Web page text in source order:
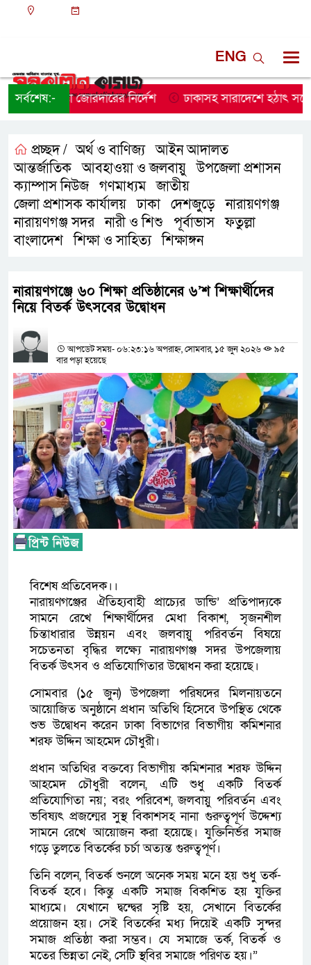
ENG
সর্বশেষ:-জোরদারের নির্দেশ ঢাকাসহ সারাদেশে হঠাৎ সর্বোচ্চ
প্রচ্ছদ / অর্থ ও বাণিজ্য ,আইন আদালত
আন্তর্জাতিক ,আবহাওয়া ও জলবায়ু ,উপজেলা প্রশাসন
ক্যাম্পাস নিউজ গণমাধ্যম ,জাতীয়
জেলা প্রশাসক কার্যালয় ,ঢাকা দেশজুড়ে ,নারায়ণগঞ্জ
নারায়ণগঞ্জ সদর ,নারী ও শিশু পূর্বাভাস ,ফতুল্লা
বাংলাদেশ ,শিক্ষা ও সাহিত্য ,শিক্ষাঙ্গন
নারায়ণগঞ্জে ৬০ শিক্ষা প্রতিষ্ঠানের ৬’শ শিক্ষার্থীদের
নিয়ে বিতর্ক উৎসবের উদ্বোধন
আপডেট সময়- ০৬:২৩:১৬ অপরাহ্ন, সোমবার, ১৫ জুন ২০২৬
৯৫
বার পড়া হয়েছে
বিশেষ প্রতিবেদক।।
নারায়ণগঞ্জের ঐতিহ্যবাহী প্রাচ্যের ডান্ডি’ প্রতিপাদ্যকে
সামনে রেখে শিক্ষার্থীদের মেধা বিকাশ, সৃজনশীল
চিন্তাধারার উন্নয়ন এবং জলবায়ু পরিবর্তন বিষয়ে
সচেতনতা বৃদ্ধির লক্ষ্যে নারায়ণগঞ্জ সদর উপজেলায়
বিতর্ক উৎসব ও প্রতিযোগিতার উদ্বোধন করা হয়েছে।
সোমবার (১৫ জুন) উপজেলা পরিষদের মিলনায়তনে
আয়োজিত অনুষ্ঠানে প্রধান অতিথি হিসেবে উপস্থিত থেকে
শুভ উদ্বোধন করেন ঢাকা বিভাগের বিভাগীয় কমিশনার
শরফ উদ্দিন আহমেদ চৌধুরী।
প্রধান অতিথির বক্তব্যে বিভাগীয় কমিশনার শরফ উদ্দিন
আহমেদ চৌধুরী বলেন, এটি শুধু একটি বিতর্ক
প্রতিযোগিতা নয়; বরং পরিবেশ, জলবায়ু পরিবর্তন এবং
ভবিষ্যৎ প্রজন্মের সুস্থ বিকাশসহ নানা গুরুত্বপূর্ণ উদ্দেশ্য
সামনে রেখে আয়োজন করা হয়েছে। যুক্তিনির্ভর সমাজ
গড়ে তুলতে বিতর্কের চর্চা অত্যন্ত গুরুত্বপূর্ণ।
তিনি বলেন, বিতর্ক শুনলে অনেক সময় মনে হয় শুধু তর্ক-
বিতর্ক হবে। কিন্তু একটি সমাজ বিকশিত হয় যুক্তির
মাধ্যমে। যেখানে দ্বন্দ্বের সৃষ্টি হয়, সেখানে বিতর্কের
প্রয়োজন হয়। সেই বিতর্কের মধ্য দিয়েই একটি সুন্দর
সমাজ প্রতিষ্ঠা করা সম্ভব। যে সমাজে তর্ক, বিতর্ক ও
মতের ভিন্নতা নেই, সেটি স্থবির সমাজে পরিণত হয়।”